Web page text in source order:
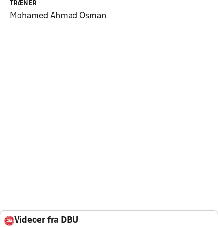
TRÆNER
Mohamed Ahmad Osman
Videoer fra DBU